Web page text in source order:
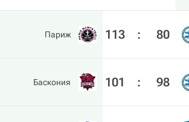
Париж 113 : 80
Баскония 101 : 98